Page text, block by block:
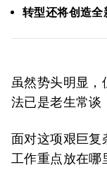
转型还将创造全
虽然势头明显
法已是老生常谈
面对这项艰巨复
工作重点放在哪